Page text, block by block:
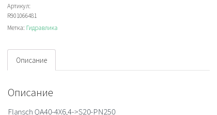
Flange
Артикул:
R901066481
Метка: Гидравлика
Описание
Описание
Flansch QA40-4X6,4->S20-PN250